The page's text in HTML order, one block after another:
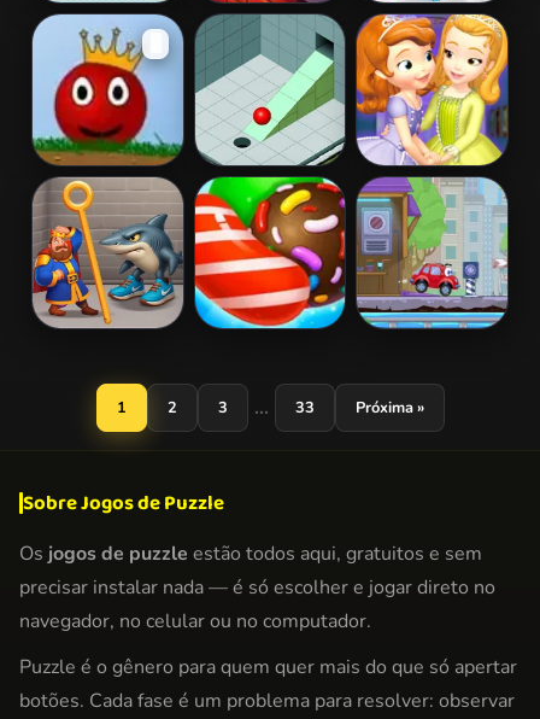
Animal Memory
Game
Stick Kill 3D Fireboy and
Watergirl 3 Ice
Temple
Red Ball 2 the
King
Isoball Sofia And
Friends Jigsaw
Puzzle
1 2 3 ... 33 Próxima »
Sobre Jogos de Puzzle
Os jogos de puzzle estão todos aqui, gratuitos e sem
precisar instalar nada — é só escolher e jogar direto no
navegador, no celular ou no computador.
Puzzle é o gênero para quem quer mais do que só apertar
botões. Cada fase é um problema para resolver: observar